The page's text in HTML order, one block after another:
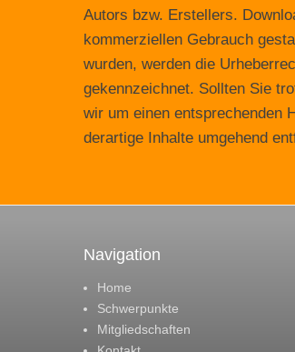
Autors bzw. Erstellers.
kommerziellen Gebrauch
wurden, werden die
gekennzeichnet. Sollten Sie
wir um einen entsprechenden
derartige Inhalte umgehend
Navigation
Home
Schwerpunkte
Mitgliedschaften